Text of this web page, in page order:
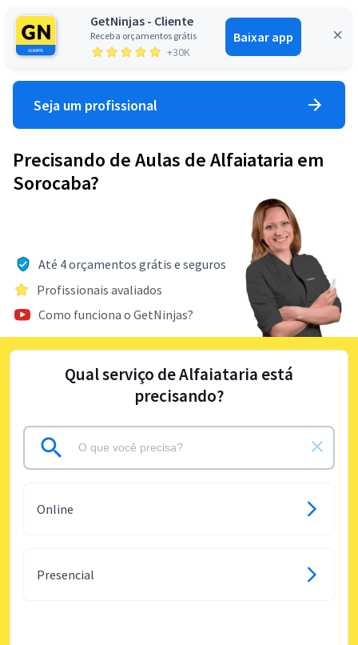
GetNinjas - Cliente
Receba orçamentos grátis
+30K
Baixar app
Entrar
Seja um profissional
Precisando de Aulas de Alfaiataria em
Sorocaba?
Até 4 orçamentos grátis e seguros
Profissionais avaliados
Como funciona o GetNinjas?
Qual serviço de Alfaiataria está
precisando?
Online
Presencial